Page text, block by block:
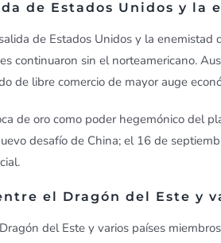
de Estados Unidos y la
de Estados Unidos y la
continuaron sin el norteamericano.
de libre comercio de mayor auge
de oro como poder hegemónico del
desafío de China; el 16 de
el Dragón del Este y
del Este y varios países